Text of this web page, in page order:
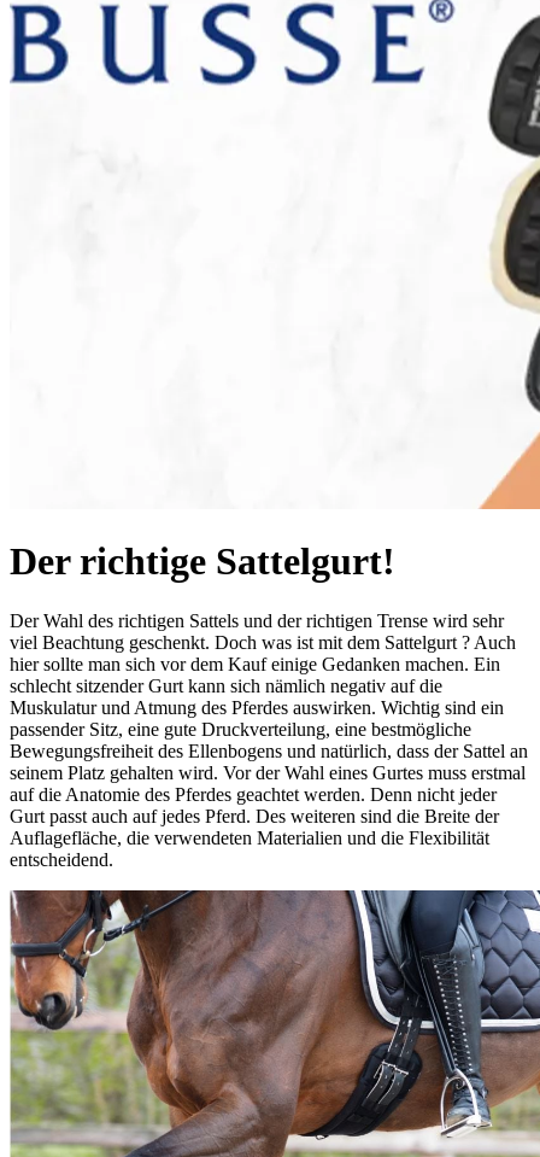
Der richtige Sattelgurt!
Der Wahl des richtigen Sattels und der richtigen Trense wird sehr
viel Beachtung geschenkt. Doch was ist mit dem Sattelgurt ? Auch
hier sollte man sich vor dem Kauf einige Gedanken machen. Ein
schlecht sitzender Gurt kann sich nämlich negativ auf die
Muskulatur und Atmung des Pferdes auswirken. Wichtig sind ein
passender Sitz, eine gute Druckverteilung, eine bestmögliche
Bewegungsfreiheit des Ellenbogens und natürlich, dass der Sattel an
seinem Platz gehalten wird. Vor der Wahl eines Gurtes muss erstmal
auf die Anatomie des Pferdes geachtet werden. Denn nicht jeder
Gurt passt auch auf jedes Pferd. Des weiteren sind die Breite der
Auflagefläche, die verwendeten Materialien und die Flexibilität
entscheidend.